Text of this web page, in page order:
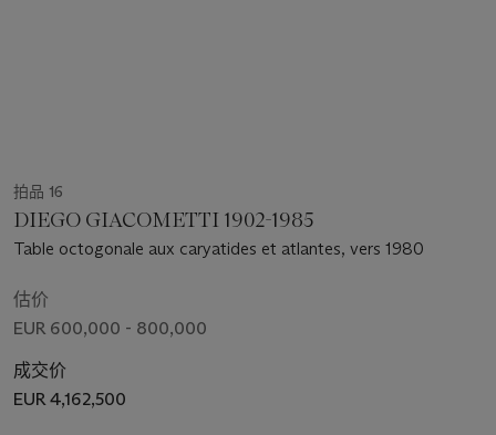
拍品 16
DIEGO GIACOMETTI 1902-1985
Table octogonale aux caryatides et atlantes, vers 1980
估价
EUR 600,000 - 800,000
成交价
EUR 4,162,500